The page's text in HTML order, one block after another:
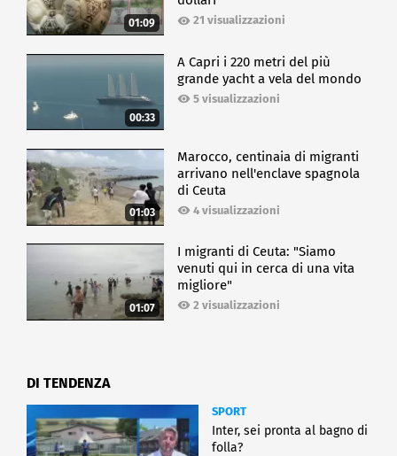
01:09 21 visualizzazioni
00:33
A Capri i 220 metri del più
grande yacht a vela del mondo
5 visualizzazioni
01:03
Marocco, centinaia di migranti
arrivano nell'enclave spagnola
di Ceuta
4 visualizzazioni
01:07
I migranti di Ceuta: "Siamo
venuti qui in cerca di una vita
migliore"
2 visualizzazioni
DI TENDENZA
SPORT
Inter, sei pronta al bagno di
folla?